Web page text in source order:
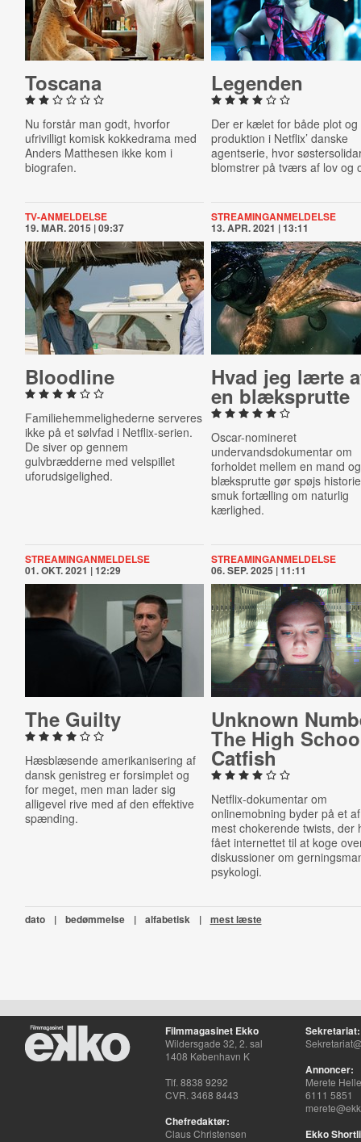
Toscana
Nu forstår man godt, hvorfor
ufrivilligt komisk kokkedrama med
Anders Matthesen ikke kom i
biografen.
Legenden
Der er kælet for både plot og
produktion i Netflix’ danske
agentserie, hvor
blomstrer på tværs af lov og
TV-ANMELDELSE
19. MAR. 2015 | 09:37
Bloodline
Familiehemmelighederne serveres
ikke på et sølvfad i Netflix-serien.
De siver op gennem
gulvbrædderne med velspillet
uforudsigelighed.
STREAMINGANMELDELSE
13. APR. 2021 | 13:11
Hvad jeg lærte
en blæks­p­rut­te
Oscar-nomineret
undervandsdokumentar om
forholdet mellem en mand
blæksprutte gør spøjs
smuk fortælling om naturlig
kærlighed.
STREAMINGANMELDELSE
01. OKT. 2021 | 12:29
The Guilty
Hæsblæsende amerikanisering af
dansk genistreg er forsimplet og
for meget, men man lader sig
alligevel rive med af den effektive
spænding.
STREAMINGANMELDELSE
06. SEP. 2025 | 11:11
Unknown
The High
Catfish
Netflix-dokumentar om
onlinemobning byder på et
mest chokerende twists, der
fået internettet til at koge
diskussioner om
psykologi.
dato | bedømmelse | alfabetisk | mest læste
Filmmagasinet Ekko
Wildersgade 32, 2. sal
1408 København K
Tlf. 8838 9292
CVR. 3468 8443
Chefredaktør:
Claus Christensen
Sekretariat:
Annoncer:
Merete
6111 5851
Ekko